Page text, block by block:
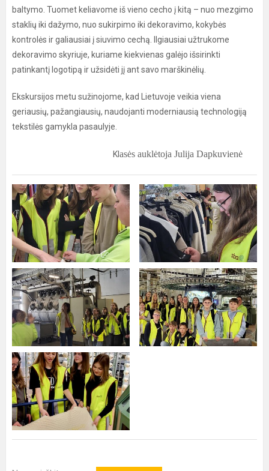
baltymo. Tuomet keliavome iš vieno cecho į kitą – nuo mezgimo
staklių iki dažymo, nuo sukirpimo iki dekoravimo, kokybės
kontrolės ir galiausiai į siuvimo cechą. Ilgiausiai užtrukome
dekoravimo skyriuje, kuriame kiekvienas galėjo išsirinkti
patinkantį logotipą ir užsidėti jį ant savo marškinėlių.
Ekskursijos metu sužinojome, kad Lietuvoje veikia viena
geriausių, pažangiausių, naudojanti moderniausią technologiją
tekstilės gamykla pasaulyje.
Klasės auklėtoja Julija Dapkuvienė